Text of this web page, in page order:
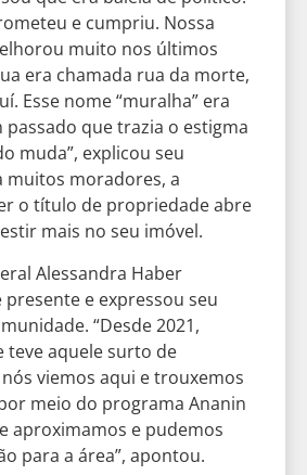
e cumpriu. Nossa
muito nos últimos
era chamada rua da morte,
Esse nome “muralha” era
passado que trazia o estigma
muda”, explicou seu
muitos moradores, a
o título de propriedade abre
mais no seu imóvel.
Alessandra Haber
e expressou seu
“Desde 2021,
teve aquele surto de
viemos aqui e trouxemos
meio do programa Ananin
aproximamos e pudemos
para a área”, apontou.